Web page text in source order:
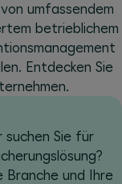
umfassendem
betrieblichem
Entdecken Sie
suchen Sie für
und Ihre